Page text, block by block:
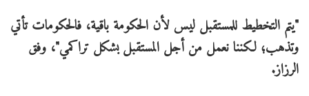
"يتم التخطيط للمستقبل ليس لأن الحكومة باقية، فالحكومات تأتي
وتذهب؛ لكننا نعمل من أجل المستقبل بشكل تراكمي"، وفق
الرزاز.